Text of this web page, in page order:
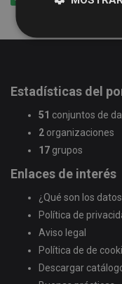
Estadísticas del
51 conjuntos de
2 organizaciones
17 grupos
Enlaces de interés
¿Qué son los
Política de
Aviso legal
Política de de
Descargar